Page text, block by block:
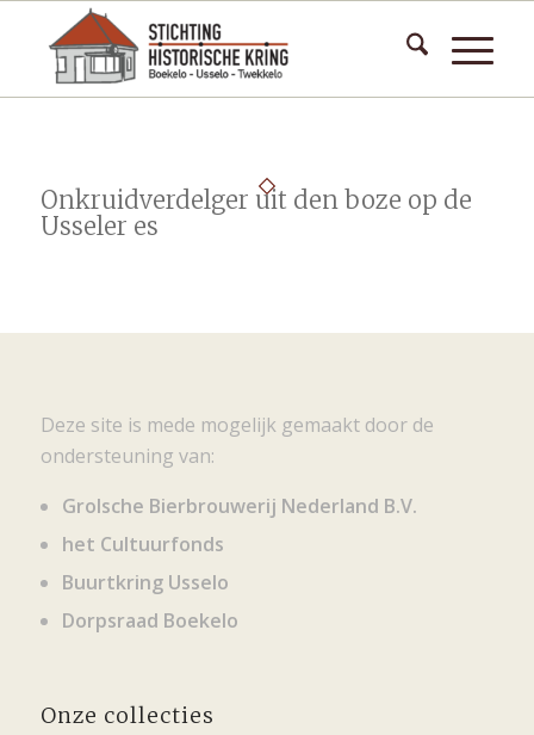
Onkruidverdelger uit den boze op de
Usseler es
Deze site is mede mogelijk gemaakt door de
ondersteuning van:
Grolsche Bierbrouwerij Nederland B.V.
het Cultuurfonds
Buurtkring Usselo
Dorpsraad Boekelo
Onze collecties